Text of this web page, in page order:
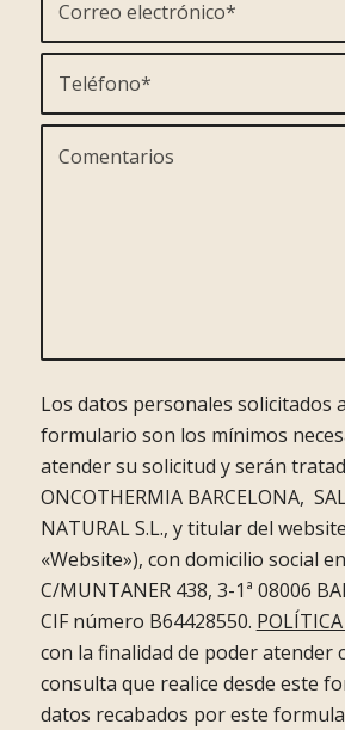
Los datos personales solicitados
formulario son los mínimos
atender su solicitud y serán
ONCOTHERMIA BARCELONA,
NATURAL S.L., y titular del
«Website»), con domicilio social
C/MUNTANER 438, 3-1ª 08006
CIF número B64428550.
con la finalidad de poder atender
consulta que realice desde este
datos recabados por este